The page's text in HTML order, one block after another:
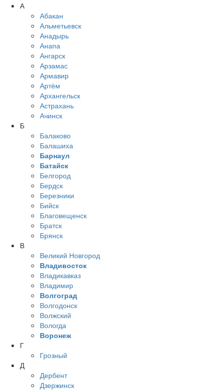
А
Абакан
Альметьевск
Анадырь
Анапа
Ангарск
Арзамас
Армавир
Артём
Архангельск
Астрахань
Ачинск
Б
Балаково
Балашиха
Барнаул
Батайск
Белгород
Бердск
Березники
Бийск
Благовещенск
Братск
Брянск
В
Великий Новгород
Владивосток
Владикавказ
Владимир
Волгоград
Волгодонск
Волжский
Вологда
Воронеж
Г
Грозный
Д
Дербент
Дзержинск